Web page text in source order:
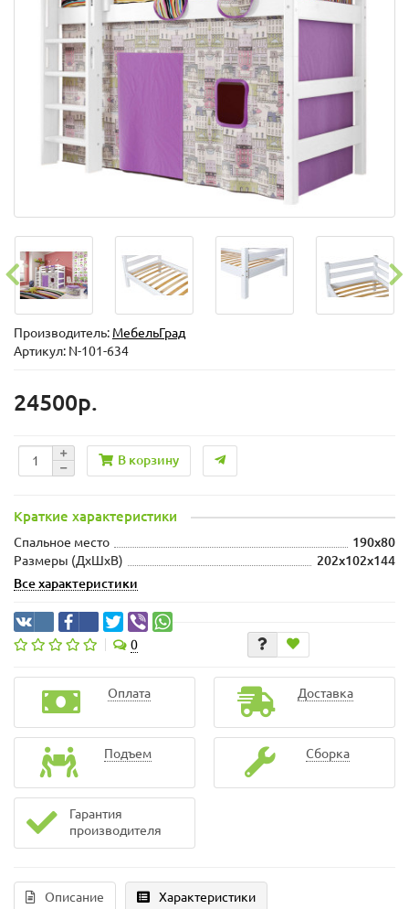
Производитель: МебельГрад
Артикул: N-101-634
24500р.
В корзину
Краткие характеристики
Спальное место
190x80
Размеры (ДхШxВ)
202x102x144
Все характеристики
0
Оплата Доставка
Подъем Сборка
Гарантия
производителя
Описание Характеристики